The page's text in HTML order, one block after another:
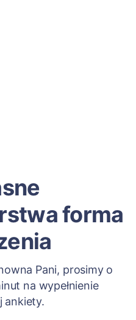
forma
Pani, prosimy o
na wypełnienie
ankiety.